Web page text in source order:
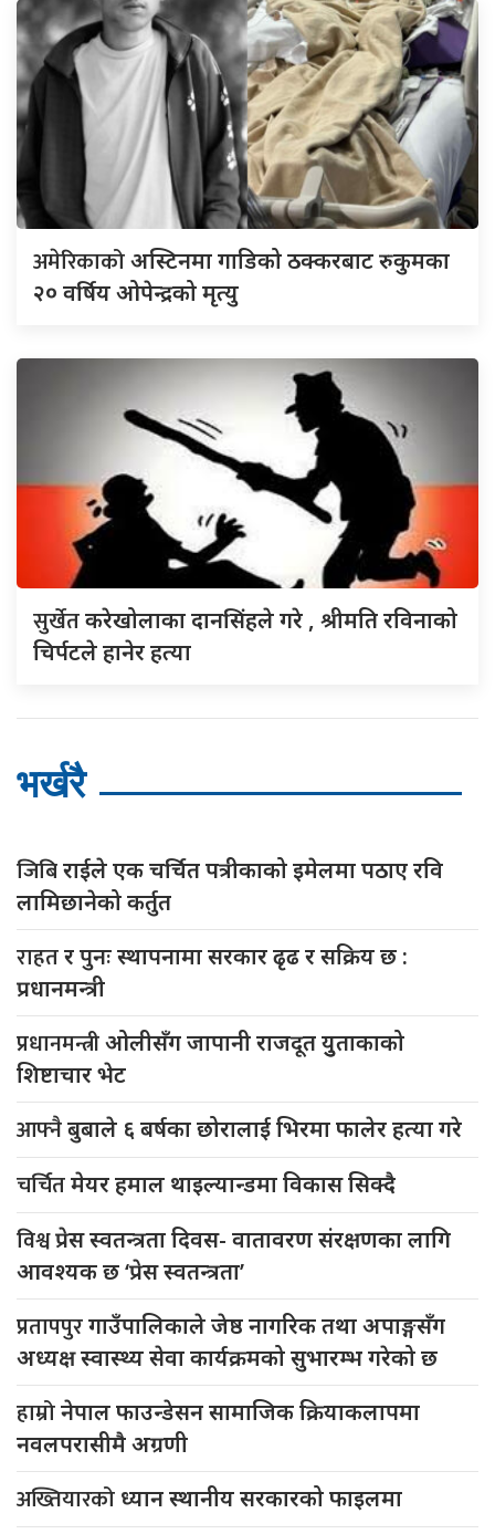
अमेरिकाकोअस्टिनमा गाडिको ठक्करबाट रुकुमका
२० वर्षिय ओपेन्द्रको मृत्यु
सुर्खेतकरेखोलाका दानसिंहले गरे , श्रीमति रविनाको
चिर्पटले हानेर हत्या
भर्खरै
जिबिराईले एक चर्चित पत्रीकाको इमेलमा पठाए रवि
लामिछानेको कर्तुत
राहतर पुनः स्थापनामा सरकार ढृढ र सक्रिय छ :
प्रधानमन्त्री
प्रधानमन्त्रीओलीसँग जापानी राजदूत युुताकाको
शिष्टाचार भेट
आफ्नैबुबाले ६ बर्षका छोरालाई भिरमा फालेर हत्या गरे
चर्चितमेयर हमाल थाइल्यान्डमा विकास सिक्दै
विश्वप्रेस स्वतन्त्रता दिवस- वातावरण संरक्षणका लागि
आवश्यक छ ‘प्रेस स्वतन्त्रता’
प्रतापपुरगाउँपालिकाले जेष्ठ नागरिक तथा अपाङ्गसँग
अध्यक्ष स्वास्थ्य सेवा कार्यक्रमको सुभारम्भ गरेको छ
हाम्रोनेपाल फाउन्डेसन सामाजिक क्रियाकलापमा
नवलपरासीमै अग्रणी
अख्तियारको ध्यान स्थानीय सरकारको फाइलमा